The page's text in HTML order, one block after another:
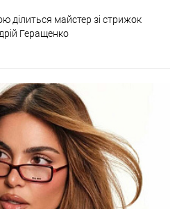
ділиться майстер зі стрижок
Геращенко